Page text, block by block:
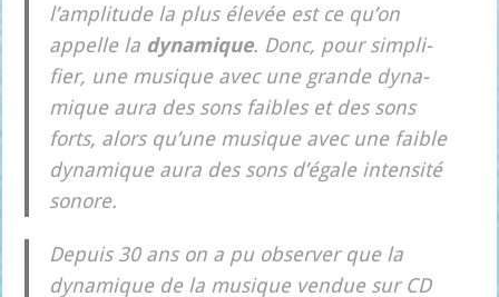
l’amplitude la plus éle­vée est ce qu’on
appelle la dyna­mique. Donc, pour sim­pli­
fier, une musique avec une grande dyna­
mique aura des sons faibles et des sons
forts, alors qu’une musique avec une faible
dyna­mique aura des sons d’égale inten­si­té
sonore.
Depuis 30 ans on a pu obser­ver que la
dyna­mique de la musique ven­due sur CD